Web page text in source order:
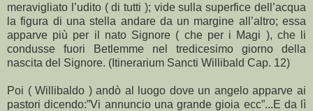
meravigliato l’udito ( di tutti ); vide sulla superfice dell’acqua
la figura di una stella andare da un margine all’altro; essa
apparve più per il nato Signore ( che per i Magi ), che li
condusse fuori Betlemme nel tredicesimo giorno della
nascita del Signore. (Itinerarium Sancti Willibald Cap. 12)
Poi ( Willibaldo ) andò al luogo dove un angelo apparve ai
pastori dicendo:”Vi annuncio una grande gioia ecc”...E da lì